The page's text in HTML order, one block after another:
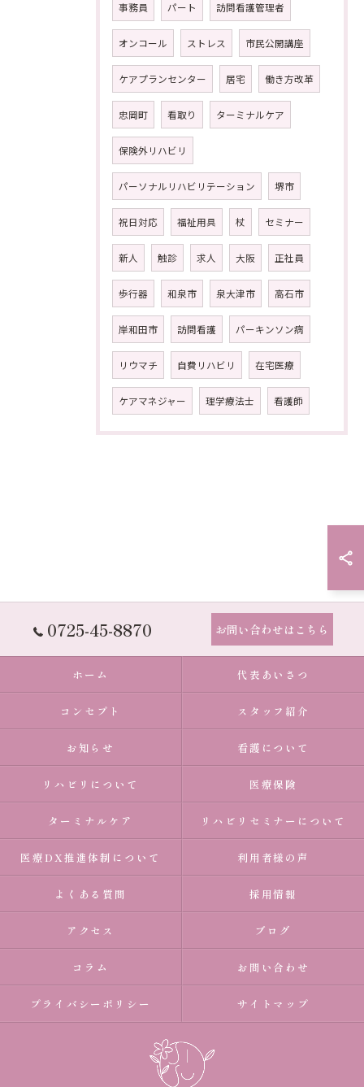
事務員 パート 訪問看護管理者
オンコール ストレス 市民公開講座
ケアプランセンター 居宅 働き方改革
忠岡町 看取り ターミナルケア
保険外リハビリ
パーソナルリハビリテーション 堺市
祝日対応 福祉用具 杖 セミナー
新人 触診 求人 大阪 正社員
歩行器 和泉市 泉大津市 高石市
岸和田市 訪問看護 パーキンソン病
リウマチ 自費リハビリ 在宅医療
ケアマネジャー 理学療法士 看護師
0725-45-8870 お問い合わせはこちら
ホーム 代表あいさつ
コンセプト スタッフ紹介
お知らせ 看護について
リハビリについて 医療保険
ターミナルケア リハビリセミナーについて
医療DX推進体制について 利用者様の声
よくある質問 採用情報
アクセス ブログ
コラム お問い合わせ
プライバシーポリシー サイトマップ